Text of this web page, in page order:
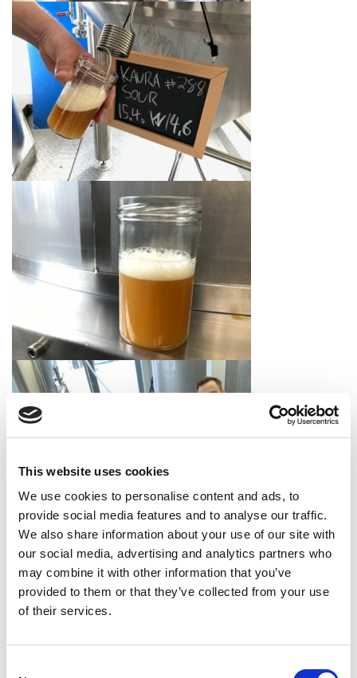
This website uses cookies
We use cookies to personalise content and ads, to
provide social media features and to analyse our traffic.
We also share information about your use of our site with
our social media, advertising and analytics partners who
may combine it with other information that you’ve
provided to them or that they’ve collected from your use
of their services.
Neue
Senson ist der führende
Hersteller und Lieferant